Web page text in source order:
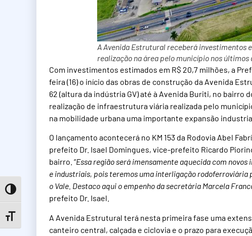
Toggle High Contrast
Toggle Font size
A Avenida Estrutural receberá investimentos
realização na área pelo município nos últimos
Com investimentos estimados em R$ 20,7 milhões, a
feira (16) o início das obras de construção da Avenida
62 (altura da indústria GV) até à Avenida Buriti, no bairro
realização de infraestrutura viária realizada pelo
na mobilidade urbana uma importante expansão
O lançamento acontecerá no KM 153 da Rodovia Abel
prefeito Dr. Isael Domingues, vice-prefeito Ricardo
bairro. “Essa região será imensamente aquecida com
e industriais, pois teremos uma interligação rodoferroviária
o Vale. Destaco aqui o empenho da secretária Marcela
prefeito Dr. Isael.
A Avenida Estrutural terá nesta primeira fase uma
canteiro central, calçada e ciclovia e o prazo para